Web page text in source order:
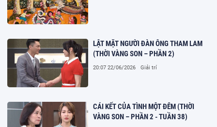
LẬT MẶT NGƯỜI ĐÀN ÔNG THAM LAM
(THỜI VÀNG SON – PHẦN 2)
20:07 22/06/2026 Giải trí
CÁI KẾT CỦA TÌNH MỘT ĐÊM (THỜI
VÀNG SON – PHẦN 2 - TUẦN 38)